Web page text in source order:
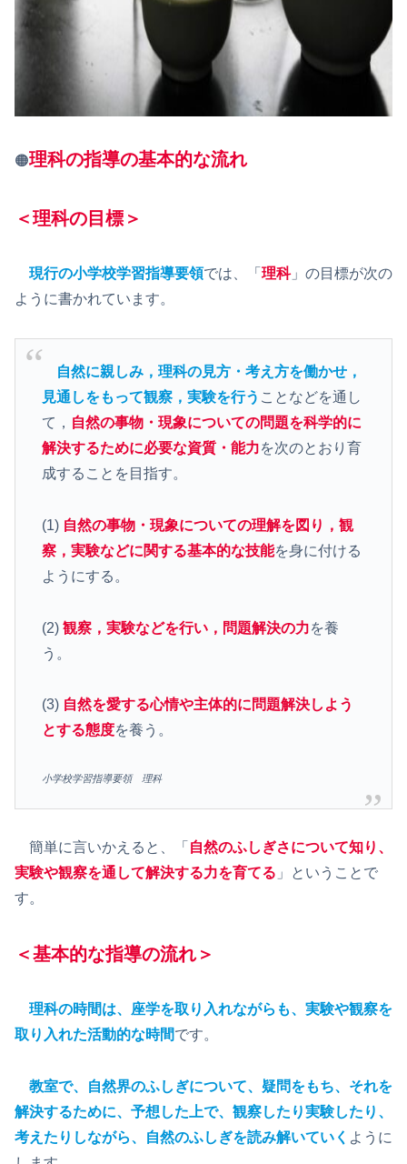
🟠理科の指導の基本的な流れ
＜理科の目標＞
現行の小学校学習指導要領では、「 理科」の目標が次の
ように書かれています。
自然に親しみ，理科の見方・考え方を働かせ，
見通しをもって観察，実験を行う ことなどを通し
て， 自然の事物・現象についての問題を科学的に
解決するために必要な資質・能力を次のとおり育
成することを目指す。
(1) 自然の事物・現象についての理解を図り，観
察，実験などに関する基本的な技能を身に付ける
ようにする。
(2) 観察，実験などを行い，問題解決の力を養
う。
(3) 自然を愛する心情や主体的に問題解決しよう
とする態度を養う。
小学校学習指導要領 理科
簡単に言いかえると、「 自然のふしぎさについて知り、
実験や観察を通して解決する力を育てる 」ということで
す。
＜基本的な指導の流れ＞
理科の時間は、座学を取り入れながらも、実験や観察を
取り入れた活動的な時間です。
教室で、自然界のふしぎについて、疑問をもち、それを
解決するために、予想した上で、観察したり実験したり、
考えたりしながら、自然のふしぎを読み解いていく ように